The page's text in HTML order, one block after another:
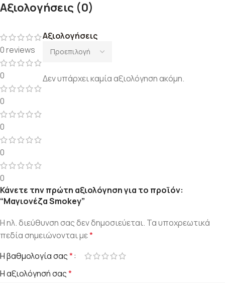
Αξιολογήσεις (0)
0 reviews
0
0
0
0
0
Αξιολογήσεις
Δεν υπάρχει καμία αξιολόγηση ακόμη.
Κάνετε την πρώτη αξιολόγηση για το προϊόν:
“Μαγιονέζα Smokey”
Η ηλ. διεύθυνση σας δεν δημοσιεύεται. Τα υποχρεωτικά
πεδία σημειώνονται με*
Η βαθμολογία σας*
Η αξιολόγησή σας*